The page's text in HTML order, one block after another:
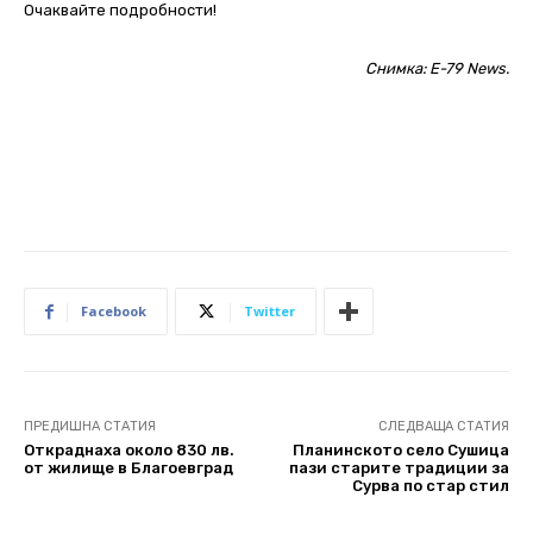
Очаквайте подробности!
Снимка: E-79 News.
Facebook Twitter
ПРЕДИШНА СТАТИЯ
Откраднаха около 830 лв.
от жилище в Благоевград
СЛЕДВАЩА СТАТИЯ
Планинското село Сушица
пази старите традиции за
Сурва по стар стил